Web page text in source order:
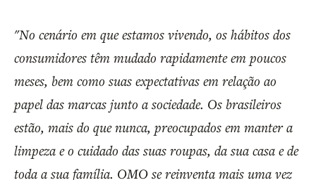
"No cenário em que estamos vivendo, os hábitos dos
consumidores têm mudado rapidamente em poucos
meses, bem como suas expectativas em relação ao
papel das marcas junto a sociedade. Os brasileiros
estão, mais do que nunca, preocupados em manter a
limpeza e o cuidado das suas roupas, da sua casa e de
toda a sua família. OMO se reinventa mais uma vez